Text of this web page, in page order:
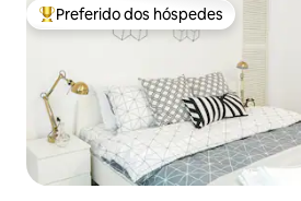
Entre os melhores preferidos dos
Preferido dos hóspedes